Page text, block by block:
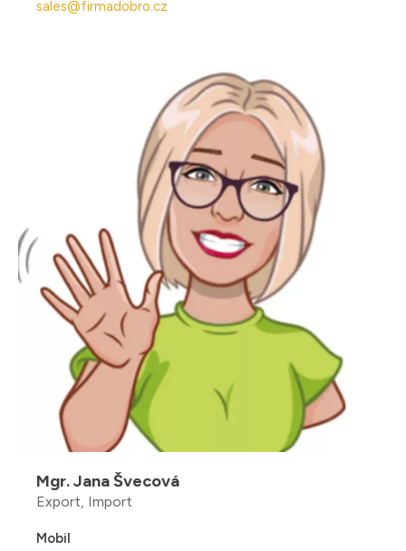
sales@firmadobro.cz
Mgr. Jana Švecová
Export, Import
Mobil